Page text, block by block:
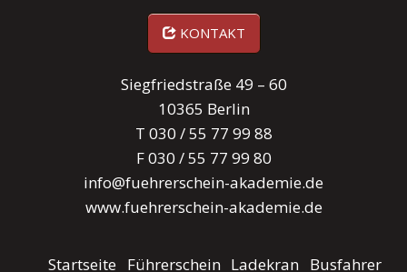
KONTAKT
Siegfriedstraße 49 – 60
10365 Berlin
T 030 / 55 77 99 88
F 030 / 55 77 99 80
info@fuehrerschein-akademie.de
www.fuehrerschein-akademie.de
Startseite Führerschein Ladekran Busfahrer